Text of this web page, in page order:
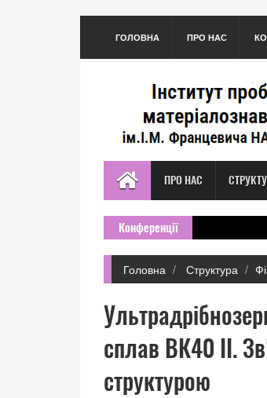
ГОЛОВНА ПРО НАС
ПРО НАС
Конференції
Головна Структура
сплав ВК40 II.
структурою